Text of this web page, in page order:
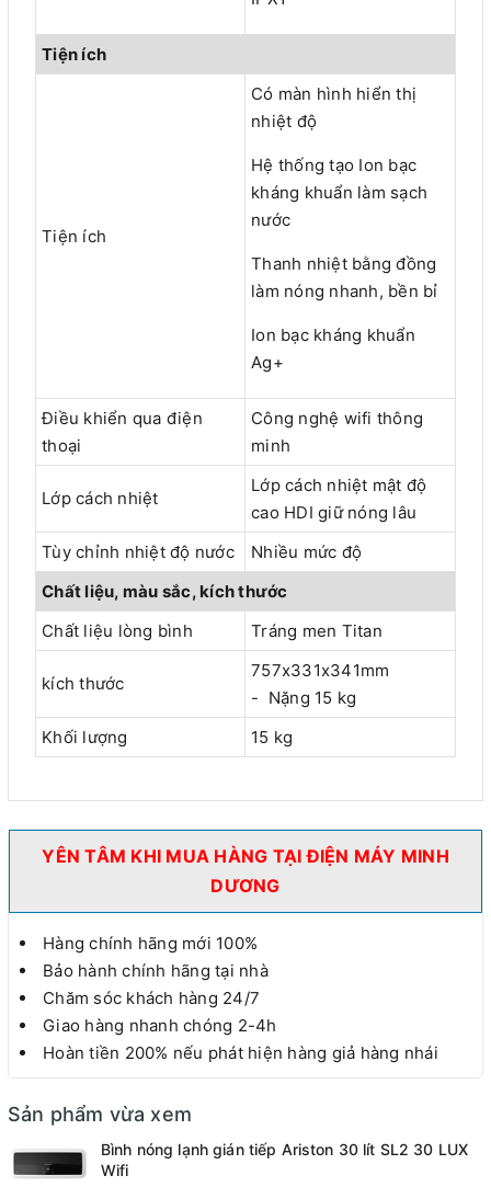
Tiện ích
Tiện ích
Có màn hình hiển thị
nhiệt độ
Hệ thống tạo Ion bạc
kháng khuẩn làm sạch
nước
Thanh nhiệt bằng đồng
làm nóng nhanh, bền bỉ
Ion bạc kháng khuẩn
Ag+
Điều khiển qua điện
thoại
Công nghệ wifi thông
minh
Lớp cách nhiệt
Lớp cách nhiệt mật độ
cao HDI giữ nóng lâu
Tùy chỉnh nhiệt độ nước
Nhiều mức độ
Chất liệu, màu sắc, kích thước
Chất liệu lòng bình
Tráng men Titan
kích thước
757x331x341mm
- Nặng 15 kg
Khối lượng
15 kg
YÊN TÂM KHI MUA HÀNG TẠI ĐIỆN MÁY MINH
DƯƠNG
Hàng chính hãng mới 100%
Bảo hành chính hãng tại nhà
Chăm sóc khách hàng 24/7
Giao hàng nhanh chóng 2-4h
Hoàn tiền 200% nếu phát hiện hàng giả hàng nhái
Sản phẩm vừa xem
Bình nóng lạnh gián tiếp Ariston 30 lít SL2 30 LUX
Wifi